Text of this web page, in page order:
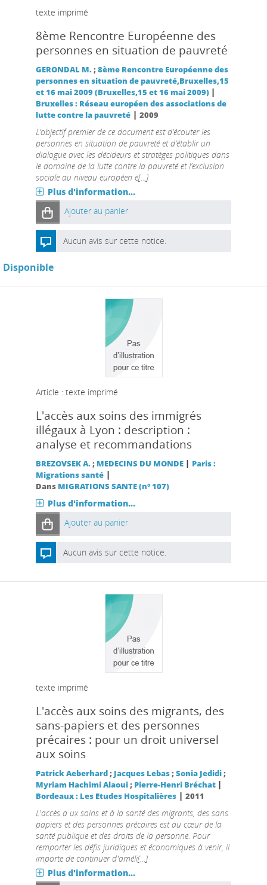
texte imprimé
8ème Rencontre Européenne des
personnes en situation de pauvreté
GERONDAL M.;8ème Rencontre Européenne des
personnes en situation de pauvreté,Bruxelles,15
et 16 mai 2009 (Bruxelles,15 et 16 mai 2009) |
Bruxelles : Réseau européen des associations de
lutte contre la pauvreté| 2009
L’objectif premier de ce document est d’écouter les
personnes en situation de pauvreté et d’établir un
dialogue avec les décideurs et stratèges politiques dans
le domaine de la lutte contre la pauvreté et l’exclusion
sociale au niveau européen e[...]
Plus d'information...
Ajouter au panier
Aucun avis sur cette notice.
Disponible
Article : texte imprimé
L'accès aux soins des immigrés
illégaux à Lyon : description :
analyse et recommandations
BREZOVSEK A.; MEDECINS DU MONDE | Paris :
Migrations santé|
Dans MIGRATIONS SANTE (n° 107)
Plus d'information...
Ajouter au panier
Aucun avis sur cette notice.
texte imprimé
L'accès aux soins des migrants, des
sans-papiers et des personnes
précaires : pour un droit universel
aux soins
Patrick Aeberhard; Jacques Lebas;Sonia Jedidi;
Myriam Hachimi Alaoui; Pierre-Henri Bréchat |
Bordeaux : Les Etudes Hospitalières| 2011
L'accès a ux soins et à la santé des migrants, des sans
papiers et des personnes précaires est au cœur de la
santé publique et des droits de la personne. Pour
remporter les défis juridiques et économiques à venir, il
importe de continuer d'améli[...]
Plus d'information...